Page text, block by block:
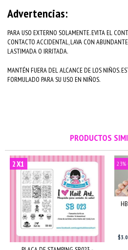
Advertencias:
PARA USO EXTERNO SOLAMENTE. EVITA EL
CONTACTO ACCIDENTAL, LAVA CON
LASTIMADA O IRRITADA.
MANTÉN FUERA DEL ALCANCE DE LOS NIÑOS.
FORMULADO PARA SU USO EN NIÑOS.
PRODUCTOS
2X1 23%